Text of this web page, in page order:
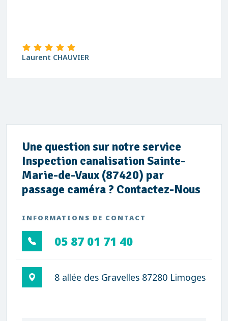
Laurent CHAUVIER
Une question sur notre service
Inspection canalisation Sainte-
Marie-de-Vaux (87420) par
passage caméra ? Contactez-Nous
INFORMATIONS DE CONTACT
05 87 01 71 40
8 allée des Gravelles 87280 Limoges